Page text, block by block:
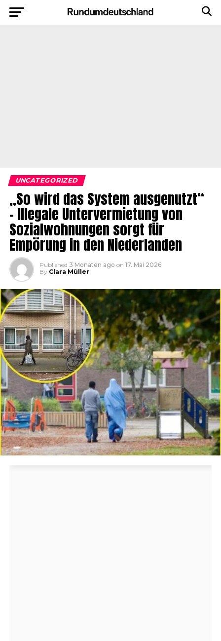
UNCATEGORIZED
„So wird das System ausgenutzt“
– Illegale Untervermietung von
Sozialwohnungen sorgt für
Empörung in den Niederlanden
Published 3 Monaten ago on 17. Mai 2026
By Clara Müller